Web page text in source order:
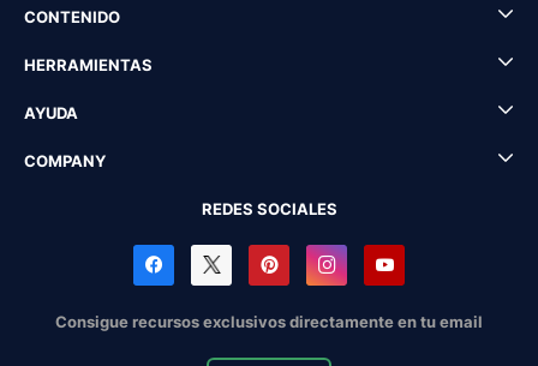
CONTENIDO
HERRAMIENTAS
AYUDA
COMPANY
REDES SOCIALES
Consigue recursos exclusivos directamente en tu email